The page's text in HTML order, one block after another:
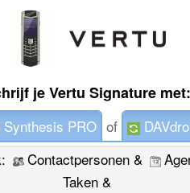
je Vertu Signature met:
Synthesis PRO of
Contactpersonen &
Taken &